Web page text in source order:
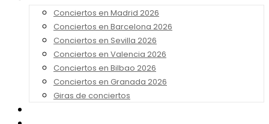
Conciertos en Madrid 2026
Conciertos en Barcelona 2026
Conciertos en Sevilla 2026
Conciertos en Valencia 2026
Conciertos en Bilbao 2026
Conciertos en Granada 2026
Giras de conciertos